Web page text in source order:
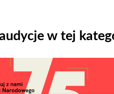
audycje w tej